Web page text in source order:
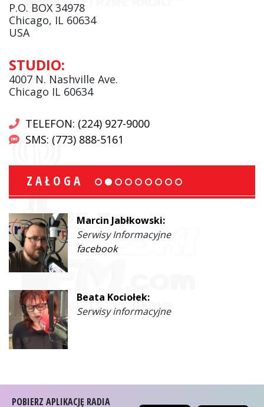
P.O. BOX 34978
Chicago, IL 60634
USA
STUDIO:
4007 N. Nashville Ave.
Chicago IL 60634
TELEFON: (224) 927-9000
SMS: (773) 888-5161
ZAŁOGA
Marcin Jabłkowski:
Serwisy Informacyjne
facebook
Beata Kociołek:
Serwisy informacyjne
POBIERZ APLIKACJĘ RADIA